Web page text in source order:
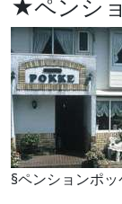
★ペンシ
§ペンションポ